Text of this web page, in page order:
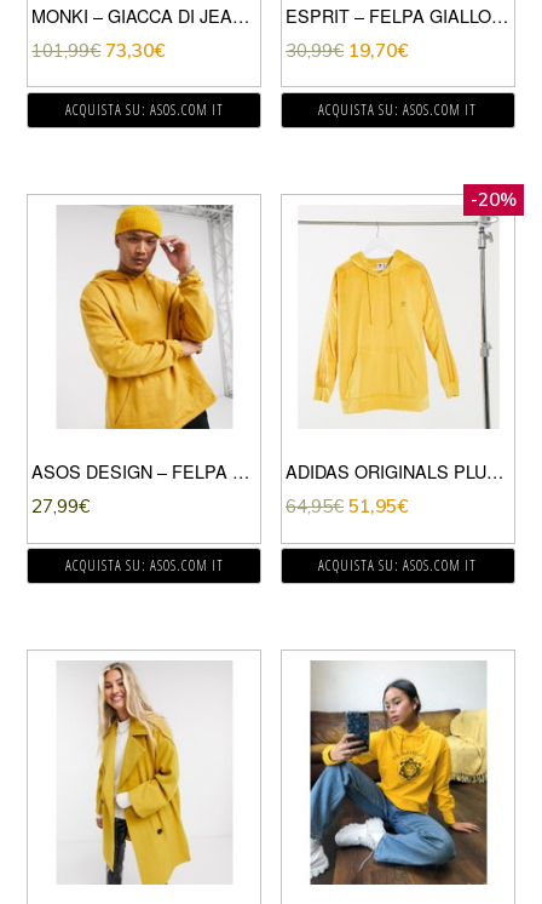
MONKI – GIACCA DI JEANS CON FODERA TRAPUNTATA E COLLETTO A COSTE RUGGINE-GIALLO
101,99€ 73,30€
ACQUISTA SU: ASOS.COM IT
ESPRIT – FELPA GIALLO FLUO
30,99€ 19,70€
ACQUISTA SU: ASOS.COM IT
ASOS DESIGN – FELPA CON CAPPUCCIO OVERSIZE GIALLO BRUCIATO IN COORDINATO
27,99€
ACQUISTA SU: ASOS.COM IT
-20%
ADIDAS ORIGINALS PLUS – COMFY CORDS – FELPA CON CAPPUCCIO IN VELLUTO A COSTE COLOR SENAPE-GIALLO
64,95€ 51,95€
ACQUISTA SU: ASOS.COM IT